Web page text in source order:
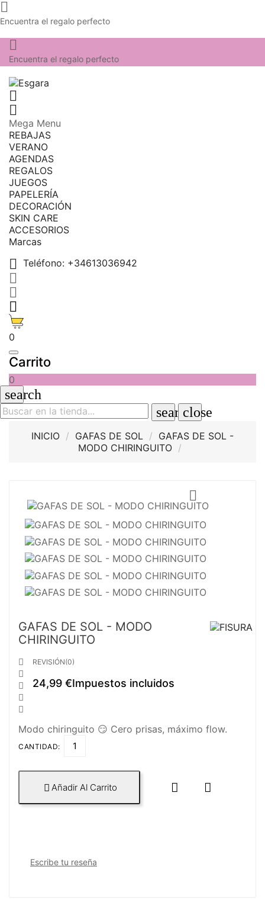

Encuentra el regalo perfecto

Encuentra el regalo perfecto


Mega Menu
REBAJAS
VERANO
AGENDAS
REGALOS
JUEGOS
PAPELERÍA
DECORACIÓN
SKIN CARE
ACCESORIOS
Marcas
 Teléfono: +34613036942



0
Carrito
0
search
searchclose
INICIO GAFAS DE SOL
GAFAS DE SOL -
MODO CHIRINGUITO

GAFAS DE SOL - MODO
CHIRINGUITO





REVISIÓN(0)
24,99 €Impuestos incluidos
Modo chiringuito 😏 Cero prisas, máximo flow.
CANTIDAD:
 Añadir Al Carrito  
Escribe tu reseña